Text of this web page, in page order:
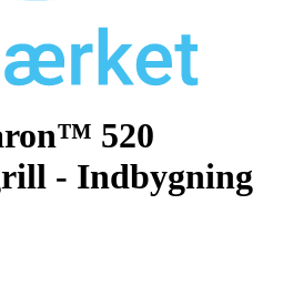
520
- Indbygning